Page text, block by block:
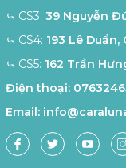
⤿ CS3: 39 Nguyễn
⤿ CS4: 193 Lê
⤿ CS5: 162 Trần
Điện thoại:
Email: